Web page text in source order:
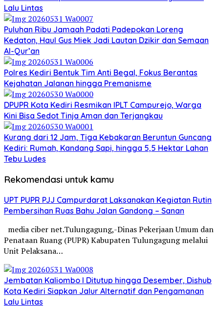
Lalu Lintas
Puluhan Ribu Jamaah Padati Padepokan Loreng
Kedaton, Haul Gus Miek Jadi Lautan Dzikir dan Semaan
Al-Qur’an
Polres Kediri Bentuk Tim Anti Begal, Fokus Berantas
Kejahatan Jalanan hingga Premanisme
DPUPR Kota Kediri Resmikan IPLT Campurejo, Warga
Kini Bisa Sedot Tinja Aman dan Terjangkau
Kurang dari 12 Jam, Tiga Kebakaran Beruntun Guncang
Kediri: Rumah, Kandang Sapi, hingga 5,5 Hektar Lahan
Tebu Ludes
Rekomendasi untuk kamu
UPT PUPR PJJ Campurdarat Laksanakan Kegiatan Rutin
Pembersihan Ruas Bahu Jalan Gandong – Sanan
media ciber net.Tulungagung,-Dinas Pekerjaan Umum dan
Penataan Ruang (PUPR) Kabupaten Tulungagung melalui
Unit Pelaksana…
Jembatan Kaliombo I Ditutup hingga Desember, Dishub
Kota Kediri Siapkan Jalur Alternatif dan Pengamanan
Lalu Lintas